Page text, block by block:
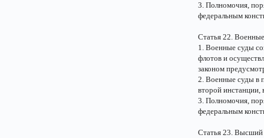
3. Полномочия,
федеральным
Статья 22.
1. Военные суды
флотов и
законом
2. Военные суды в
второй инстанции,
3. Полномочия,
федеральным
Статья 23.